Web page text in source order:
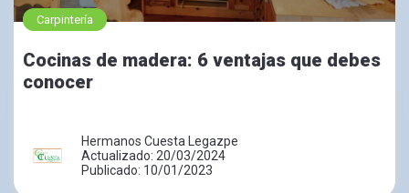
Carpintería
Cocinas de madera: 6 ventajas que debes
conocer
Hermanos Cuesta Legazpe
Actualizado: 20/03/2024
Publicado: 10/01/2023